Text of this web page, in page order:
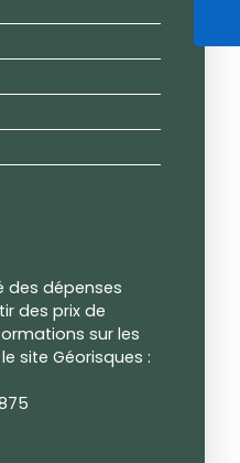
des dépenses
des prix de
sur les
site Géorisques :